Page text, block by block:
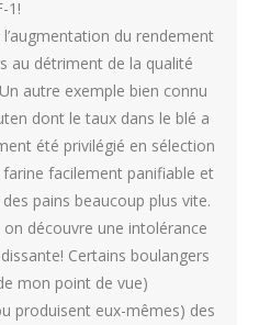
1!
l’augmentation du rendement
au détriment de la qualité
autre exemple bien connu
dont le taux dans le blé a
été privilégié en sélection
facilement panifiable et
pains beaucoup plus vite.
on découvre une intolérance
Certains boulangers
mon point de vue)
produisent eux-mêmes) des